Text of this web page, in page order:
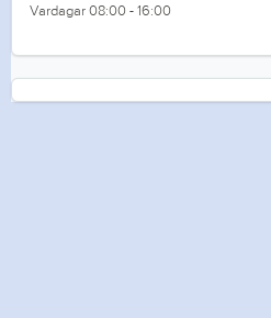
Vardagar 08:00 - 16:00